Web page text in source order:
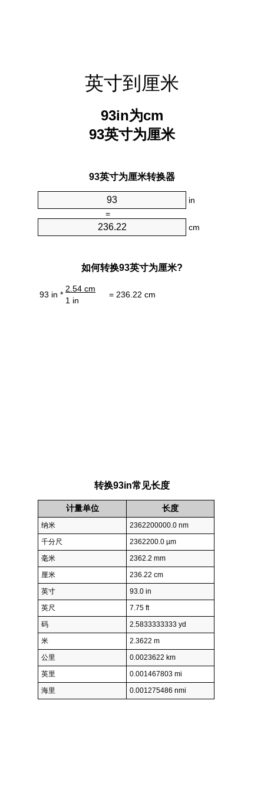
英寸到厘米
93in为cm
93英寸为厘米
93英寸为厘米转换器
in
=
cm
如何转换93英寸为厘米?
93 in *
2.54 cm
= 236.22 cm
1 in
转换93in常见长度
计量单位 长度
纳米
2362200000.0 nm
千分尺
2362200.0 µm
毫米
2362.2 mm
厘米
236.22 cm
英寸
93.0 in
英尺
7.75 ft
码
2.5833333333 yd
米
2.3622 m
公里
0.0023622 km
英里
0.001467803 mi
海里
0.001275486 nmi